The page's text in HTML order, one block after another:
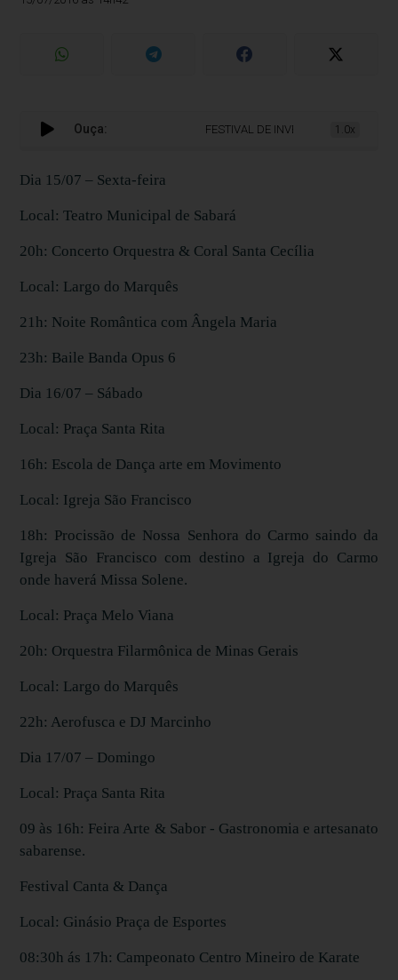
Ouça: FESTIVAL DE INVERNO DE SABARÁ –
1.0x
Dia 15/07 – Sexta-feira
Local: Teatro Municipal de Sabará
20h: Concerto Orquestra & Coral Santa Cecília
Local: Largo do Marquês
21h: Noite Romântica com Ângela Maria
23h: Baile Banda Opus 6
Dia 16/07 – Sábado
Local: Praça Santa Rita
16h: Escola de Dança arte em Movimento
Local: Igreja São Francisco
18h: Procissão de Nossa Senhora do Carmo saindo da
Igreja São Francisco com destino a Igreja do Carmo
onde haverá Missa Solene.
Local: Praça Melo Viana
20h: Orquestra Filarmônica de Minas Gerais
Local: Largo do Marquês
22h: Aerofusca e DJ Marcinho
Dia 17/07 – Domingo
Local: Praça Santa Rita
09 às 16h: Feira Arte & Sabor - Gastronomia e artesanato
sabarense.
Festival Canta & Dança
Local: Ginásio Praça de Esportes
08:30h ás 17h: Campeonato Centro Mineiro de Karate